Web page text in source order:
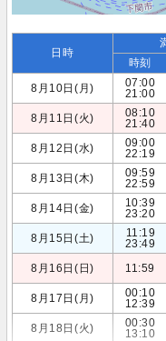
日時
時刻
8月10日(月)
07:00
21:00
8月11日(火)
08:10
21:40
8月12日(水)
09:00
22:19
8月13日(木)
09:59
22:59
8月14日(金)
10:39
23:20
8月15日(土)
11:19
23:49
8月16日(日) 11:59
8月17日(月)
00:10
12:39
8月18日(火)
00:30
13:10